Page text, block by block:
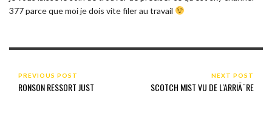
377 parce que moi je dois vite filer au travail
PREVIOUS POST
RONSON RESSORT JUST
NEXT POST
SCOTCH MIST VU DE L'ARRIÃ¨RE